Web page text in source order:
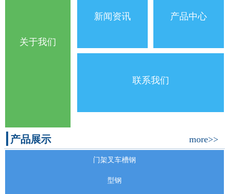
关于我们
新闻资讯 产品中心
联系我们
产品展示 more>>
门架叉车槽钢
型钢